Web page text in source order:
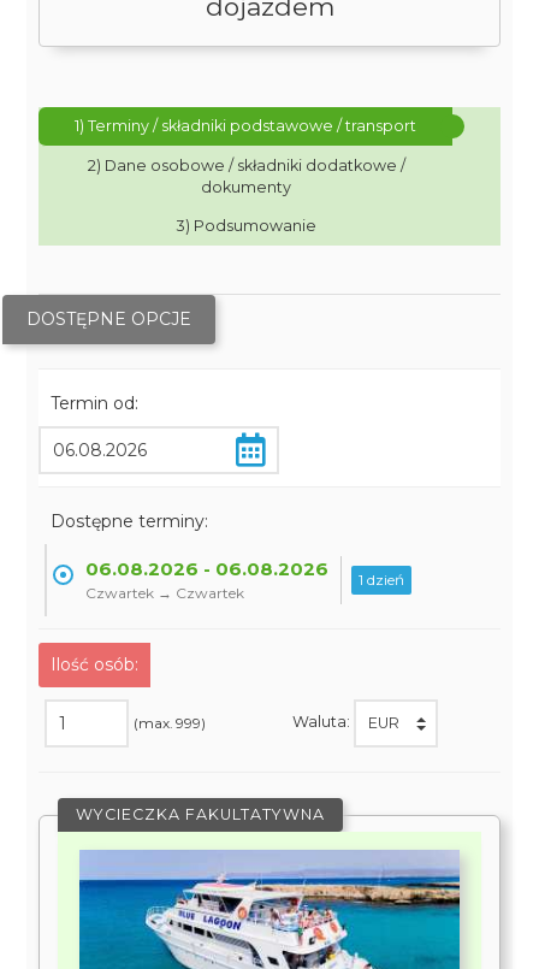
dojazdem
1) Terminy / składniki podstawowe / transport
2) Dane osobowe / składniki dodatkowe /
dokumenty
3) Podsumowanie
DOSTĘPNE OPCJE
Termin od:
Dostępne terminy:
06.08.2026 - 06.08.2026
Czwartek → Czwartek
1 dzień
Ilość osób:
(max. 999) Waluta:
WYCIECZKA FAKULTATYWNA